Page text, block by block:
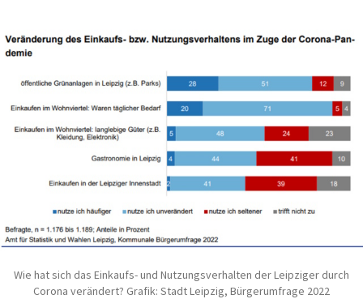
Wie hat sich das Einkaufs- und Nutzungsverhalten der Leipziger durch
Corona verändert? Grafik: Stadt Leipzig, Bürgerumfrage 2022